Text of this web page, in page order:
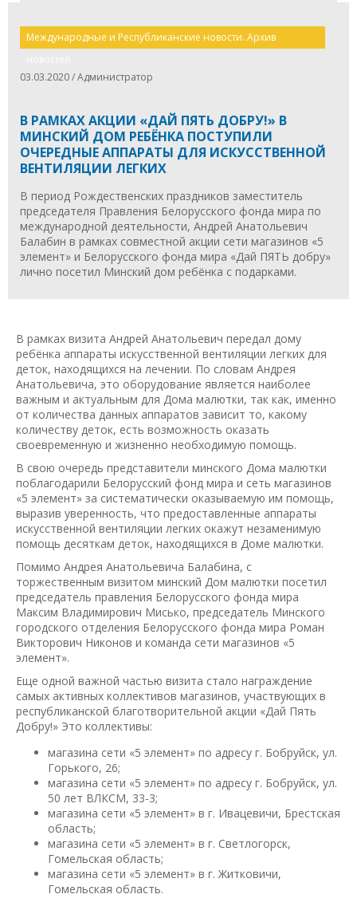
Международные и Республиканские новости. Архив
03.03.2020 / Администратор
В РАМКАХ АКЦИИ «ДАЙ ПЯТЬ ДОБРУ!» В
МИНСКИЙ ДОМ РЕБЁНКА ПОСТУПИЛИ
ОЧЕРЕДНЫЕ АППАРАТЫ ДЛЯ ИСКУССТВЕННОЙ
ВЕНТИЛЯЦИИ ЛЕГКИХ
В период Рождественских праздников заместитель
председателя Правления Белорусского фонда мира по
международной деятельности, Андрей Анатольевич
Балабин в рамках совместной акции сети магазинов «5
элемент» и Белорусского фонда мира «Дай ПЯТЬ добру»
лично посетил Минский дом ребёнка с подарками.
В рамках визита Андрей Анатольевич передал дому
ребёнка аппараты искусственной вентиляции легких для
деток, находящихся на лечении. По словам Андрея
Анатольевича, это оборудование является наиболее
важным и актуальным для Дома малютки, так как, именно
от количества данных аппаратов зависит то, какому
количеству деток, есть возможность оказать
своевременную и жизненно необходимую помощь.
В свою очередь представители минского Дома малютки
поблагодарили Белорусский фонд мира и сеть магазинов
«5 элемент» за систематически оказываемую им помощь,
выразив уверенность, что предоставленные аппараты
искусственной вентиляции легких окажут незаменимую
помощь десяткам деток, находящихся в Доме малютки.
Помимо Андрея Анатольевича Балабина, с
торжественным визитом минский Дом малютки посетил
председатель правления Белорусского фонда мира
Максим Владимирович Мисько, председатель Минского
городского отделения Белорусского фонда мира Роман
Викторович Никонов и команда сети магазинов «5
элемент».
Еще одной важной частью визита стало награждение
самых активных коллективов магазинов, участвующих в
республиканской благотворительной акции «Дай Пять
Добру!» Это коллективы:
магазина сети «5 элемент» по адресу г. Бобруйск, ул.
Горького, 26;
магазина сети «5 элемент» по адресу г. Бобруйск, ул.
50 лет ВЛКСМ, 33-3;
магазина сети «5 элемент» в г. Ивацевичи, Брестская
область;
магазина сети «5 элемент» в г. Светлогорск,
Гомельская область;
магазина сети «5 элемент» в г. Житковичи,
Гомельская область.